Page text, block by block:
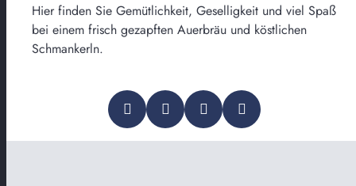
Hier finden Sie Gemütlichkeit, Geselligkeit und viel Spaß
bei einem frisch gezapften Auerbräu und köstlichen
Schmankerln.